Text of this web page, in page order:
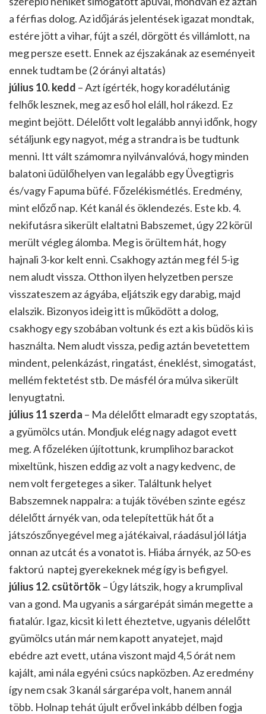
a férfias dolog. Az időjárás jelentések igazat mondtak,
estére jött a vihar, fújt a szél, dörgött és villámlott, na
meg persze esett. Ennek az éjszakának az eseményeit
ennek tudtam be (2 órányi altatás)
július 10. kedd – Azt ígérték, hogy koradélutánig
felhők lesznek, meg az eső hol eláll, hol rákezd. Ez
megint bejött. Délelőtt volt legalább annyi időnk, hogy
sétáljunk egy nagyot, még a strandra is be tudtunk
menni. Itt vált számomra nyilvánvalóvá, hogy minden
balatoni üdülőhelyen van legalább egy Üvegtigris
és/vagy Fapuma büfé. Főzelékismétlés. Eredmény,
mint előző nap. Két kanál és öklendezés. Este kb. 4.
nekifutásra sikerült elaltatni Babszemet, úgy 22 körül
merült végleg álomba. Meg is örültem hát, hogy
hajnali 3-kor kelt enni. Csakhogy aztán meg fél 5-ig
nem aludt vissza. Otthon ilyen helyzetben persze
visszateszem az ágyába, eljátszik egy darabig, majd
elalszik. Bizonyos ideig itt is működött a dolog,
csakhogy egy szobában voltunk és ezt a kis büdös ki is
használta. Nem aludt vissza, pedig aztán bevetettem
mindent, pelenkázást, ringatást, éneklést, simogatást,
mellém fektetést stb. De másfél óra múlva sikerült
lenyugtatni.
július 11 szerda – Ma délelőtt elmaradt egy szoptatás,
a gyümölcs után. Mondjuk elég nagy adagot evett
meg. A főzeléken újítottunk, krumplihoz barackot
mixeltünk, hiszen eddig az volt a nagy kedvenc, de
nem volt fergeteges a siker. Találtunk helyet
Babszemnek nappalra: a tuják tövében szinte egész
délelőtt árnyék van, oda telepítettük hát őt a
játszószőnyegével meg a játékaival, ráadásul jól látja
onnan az utcát és a vonatot is. Hiába árnyék, az 50-es
faktorú naptej gyerekeknek még így is befigyel.
július 12. csütörtök– Úgy látszik, hogy a krumplival
van a gond. Ma ugyanis a sárgarépát simán megette a
fiatalúr. Igaz, kicsit ki lett éheztetve, ugyanis délelőtt
gyümölcs után már nem kapott anyatejet, majd
ebédre azt evett, utána viszont majd 4,5 órát nem
kajált, ami nála egyéni csúcs napközben. Az eredmény
így nem csak 3 kanál sárgarépa volt, hanem annál
több. Holnap tehát újult erővel inkább délben fogja